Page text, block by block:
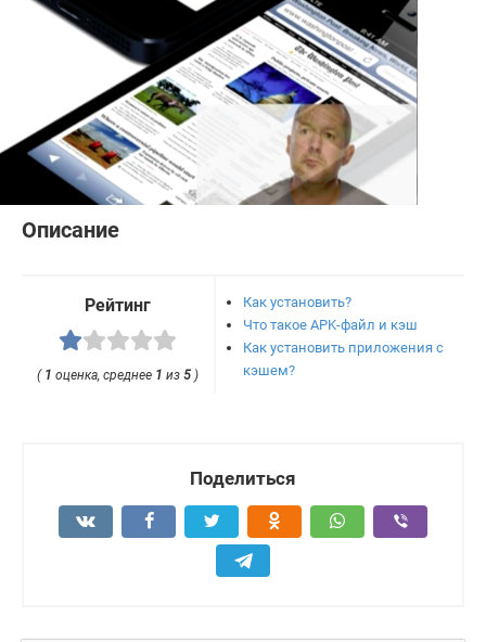
Описание
Рейтинг
( 1 оценка, среднее 1 из5 )
Как установить?
Что такое APK-файл и кэш
Как установить приложения с
кэшем?
Поделиться